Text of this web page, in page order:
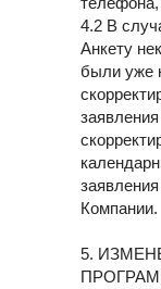
4.2 В
Анкету
были уже
Компании.
5.